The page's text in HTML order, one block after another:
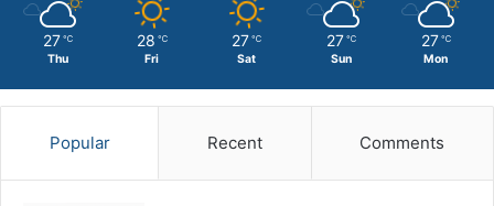
27 ℃
Thu
28 ℃
Fri
27 ℃
Sat
27 ℃
Sun
27 ℃
Mon
Popular Recent Comments